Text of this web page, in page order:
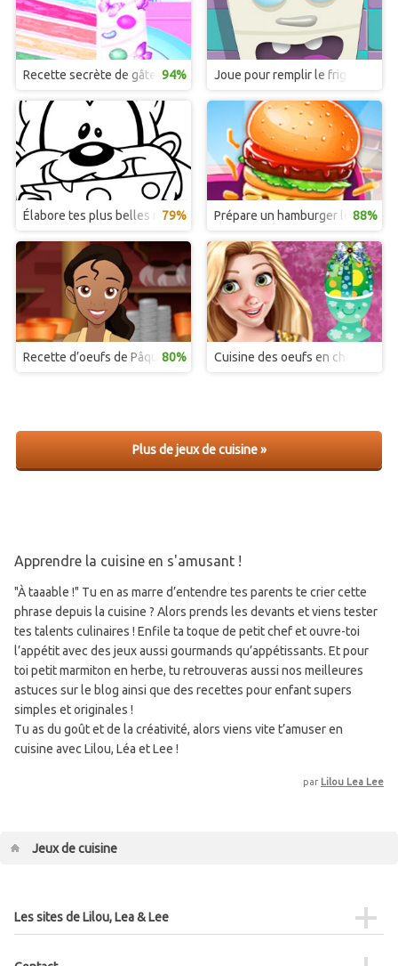
Recette secrète de gâteau de fête des Mères
94% Joue pour remplir le frigo de la
Élabore tes plus belles recettes de pizzas
79% Prépare un hamburger le plus
88%
Recette d’oeufs de Pâques des princesses Disney
80% Cuisine des oeufs en chocolat
Plus de jeux de cuisine »
Apprendre la cuisine en s'amusant !
"À taaable !" Tu en as marre d’entendre tes parents te crier cette
phrase depuis la cuisine ? Alors prends les devants et viens tester
tes talents culinaires ! Enfile ta toque de petit chef et ouvre-toi
l’appétit avec des jeux aussi gourmands qu’appétissants. Et pour
toi petit marmiton en herbe, tu retrouveras aussi nos meilleures
astuces sur le blog ainsi que des recettes pour enfant supers
simples et originales !
Tu as du goût et de la créativité, alors viens vite t’amuser en
cuisine avec Lilou, Léa et Lee !
par Lilou Lea Lee
Jeux de cuisine
Les sites de Lilou, Lea & Lee